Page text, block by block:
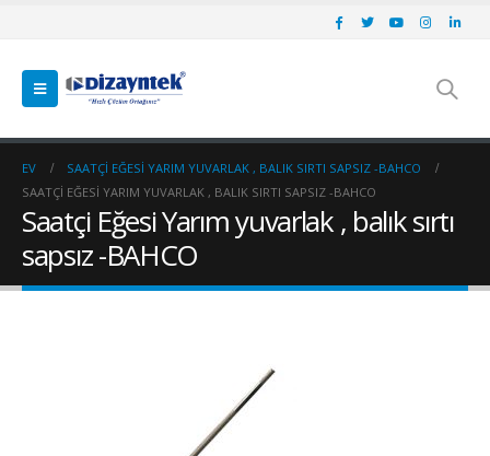
EV
SAATÇI EĞESI YARIM YUVARLAK , BALIK SIRTI SAPSIZ -BAHCO
SAATÇI EĞESI YARIM YUVARLAK , BALIK SIRTI SAPSIZ -BAHCO
Saatçi Eğesi Yarım yuvarlak , balık sırtı
sapsız -BAHCO